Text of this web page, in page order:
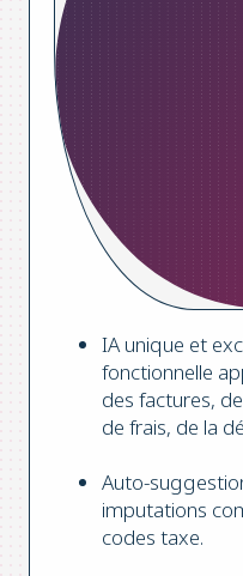
IA unique et
fonctionnelle
des factures,
de frais, de la
Auto-
imputations
codes taxe.